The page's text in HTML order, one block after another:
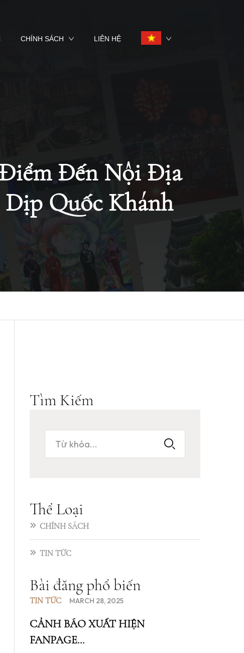
CHÍNH SÁCH LIÊN HỆ
Điểm Đến Nội Địa
Quốc Khánh
Tìm Kiếm
Thể Loại
CHÍNH SÁCH
TIN TỨC
Bài đăng phổ biến
TIN TỨC MARCH 28, 2025
CẢNH BÁO XUẤT HIỆN
FANPAGE...